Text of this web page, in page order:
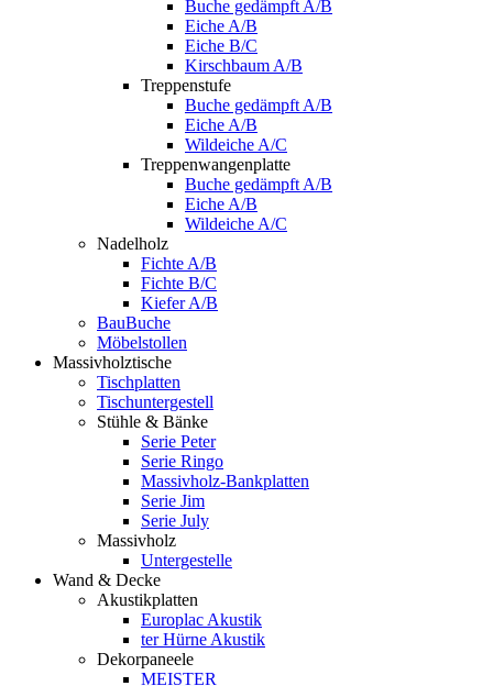
Buche gedämpft A/B
Eiche A/B
Eiche B/C
Kirschbaum A/B
Treppenstufe
Buche gedämpft A/B
Eiche A/B
Wildeiche A/C
Treppenwangenplatte
Buche gedämpft A/B
Eiche A/B
Wildeiche A/C
Nadelholz
Fichte A/B
Fichte B/C
Kiefer A/B
BauBuche
Möbelstollen
Massivholztische
Tischplatten
Tischuntergestell
Stühle & Bänke
Serie Peter
Serie Ringo
Massivholz-Bankplatten
Serie Jim
Serie July
Massivholz
Untergestelle
Wand & Decke
Akustikplatten
Europlac Akustik
ter Hürne Akustik
Dekorpaneele
MEISTER